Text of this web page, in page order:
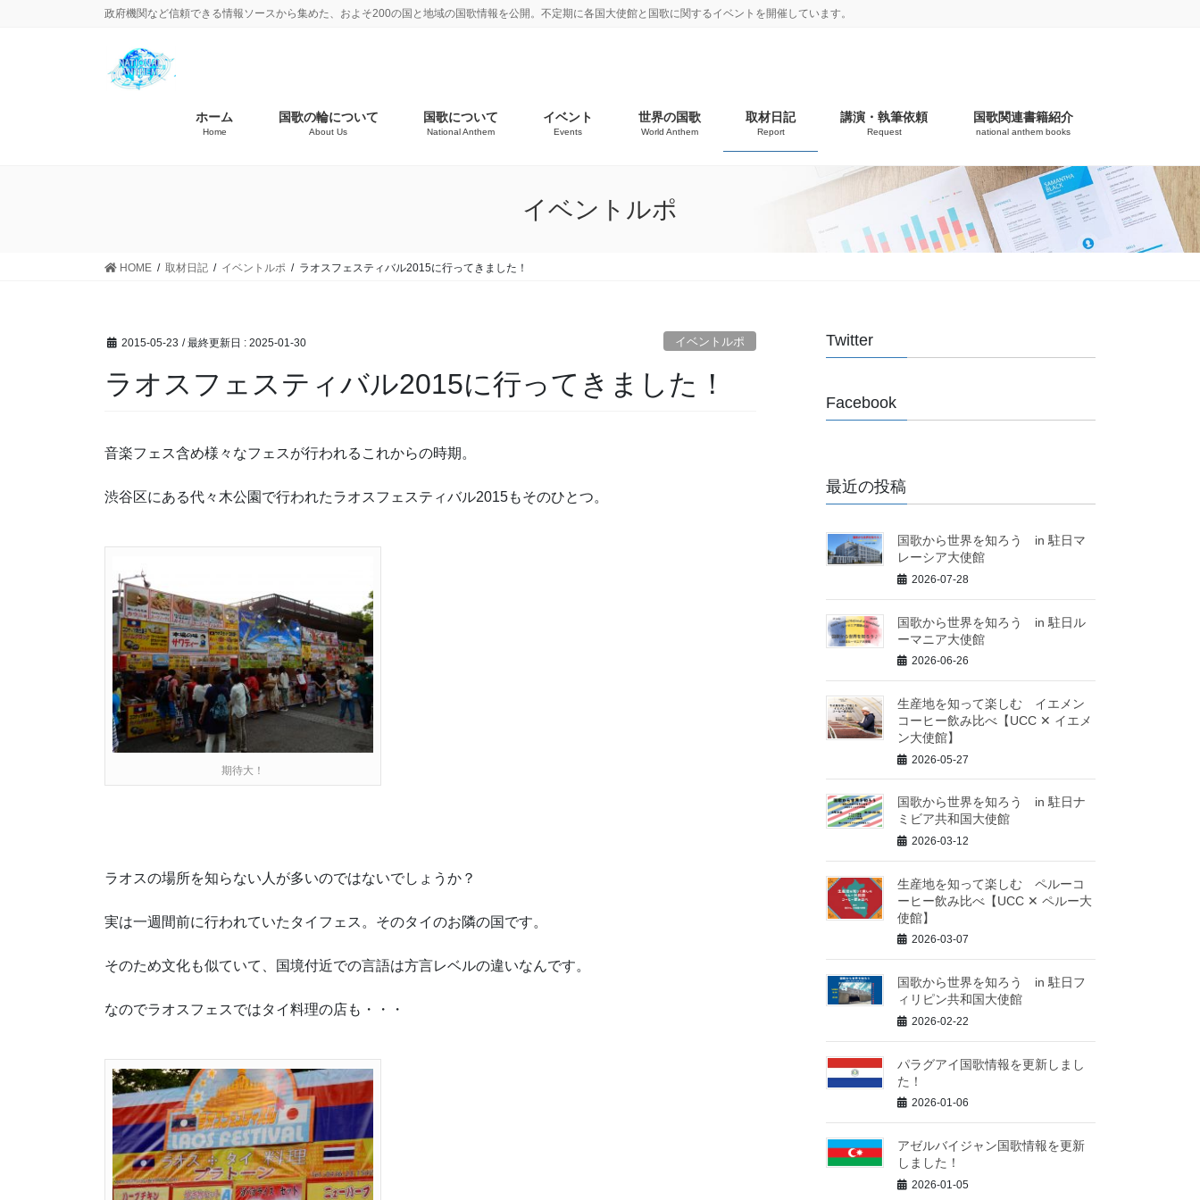
政府機関など信頼できる情報ソースから集めた、およそ200の国と地域の国歌情報を公開。不定期に各国大使館と国歌に関するイベントを開催しています。
ホーム
Home
国歌の輪について
About Us
国歌について
National Anthem
イベント
Events
世界の国歌
World Anthem
取材日記
Report
講演・執筆依頼
Request
国歌関連書籍紹介
national anthem books
イベントルポ
HOME 取材日記 イベントルポ ラオスフェスティバル2015に行ってきました！
2015-05-23 / 最終更新日 : 2025-01-30 イベントルポ
ラオスフェスティバル2015に行ってきました！
音楽フェス含め様々なフェスが行われるこれからの時期。
渋谷区にある代々木公園で行われたラオスフェスティバル2015もそのひとつ。
期待大！
ラオスの場所を知らない人が多いのではないでしょうか？
実は一週間前に行われていたタイフェス。そのタイのお隣の国です。
そのため文化も似ていて、国境付近での言語は方言レベルの違いなんです。
なのでラオスフェスではタイ料理の店も・・・
Twitter
Facebook
最近の投稿
国歌から世界を知ろう in 駐日マ
レーシア大使館
2026-07-28
国歌から世界を知ろう in 駐日ル
ーマニア大使館
2026-06-26
生産地を知って楽しむ イエメン
コーヒー飲み比べ【UCC ✕ イエメ
ン大使館】
2026-05-27
国歌から世界を知ろう in 駐日ナ
ミビア共和国大使館
2026-03-12
生産地を知って楽しむ ペルーコ
ーヒー飲み比べ【UCC ✕ ペルー大
使館】
2026-03-07
国歌から世界を知ろう in 駐日フ
ィリピン共和国大使館
2026-02-22
パラグアイ国歌情報を更新しまし
た！
2026-01-06
アゼルバイジャン国歌情報を更新
しました！
2026-01-05